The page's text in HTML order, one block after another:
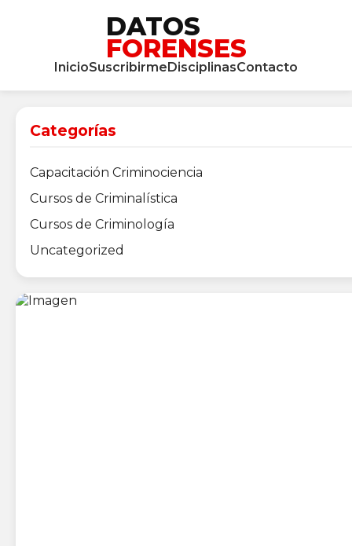
DATOS
FORENSES
InicioSuscribirmeDisciplinasContacto
Categorías
Capacitación Criminociencia
Cursos de Criminalística
Cursos de Criminología
Uncategorized